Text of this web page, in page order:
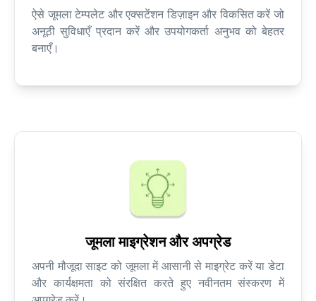
ऐसे जूमला टेम्पलेट और एक्सटेंशन डिज़ाइन और विकसित करें जो
अनूठी सुविधाएँ प्रदान करें और उपयोगकर्ता अनुभव को बेहतर
बनाएँ।
जूमला माइग्रेशन और अपग्रेड
अपनी मौजूदा साइट को जूमला में आसानी से माइग्रेट करें या डेटा
और कार्यक्षमता को संरक्षित करते हुए नवीनतम संस्करण में